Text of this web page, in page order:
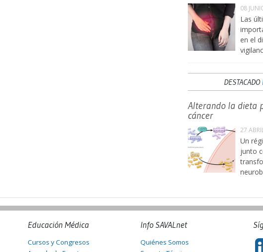
08
Las
en el
DESTACADO
Alterando la dieta
cáncer
27
Un
junto
Educación Médica
Cursos y Congresos
Info SAVALnet
Quiénes Somos